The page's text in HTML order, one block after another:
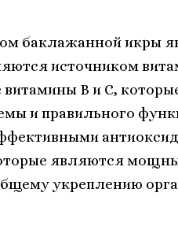
баклажанной икры
источником
витамины В и С,
и правильного
являются
укреплению